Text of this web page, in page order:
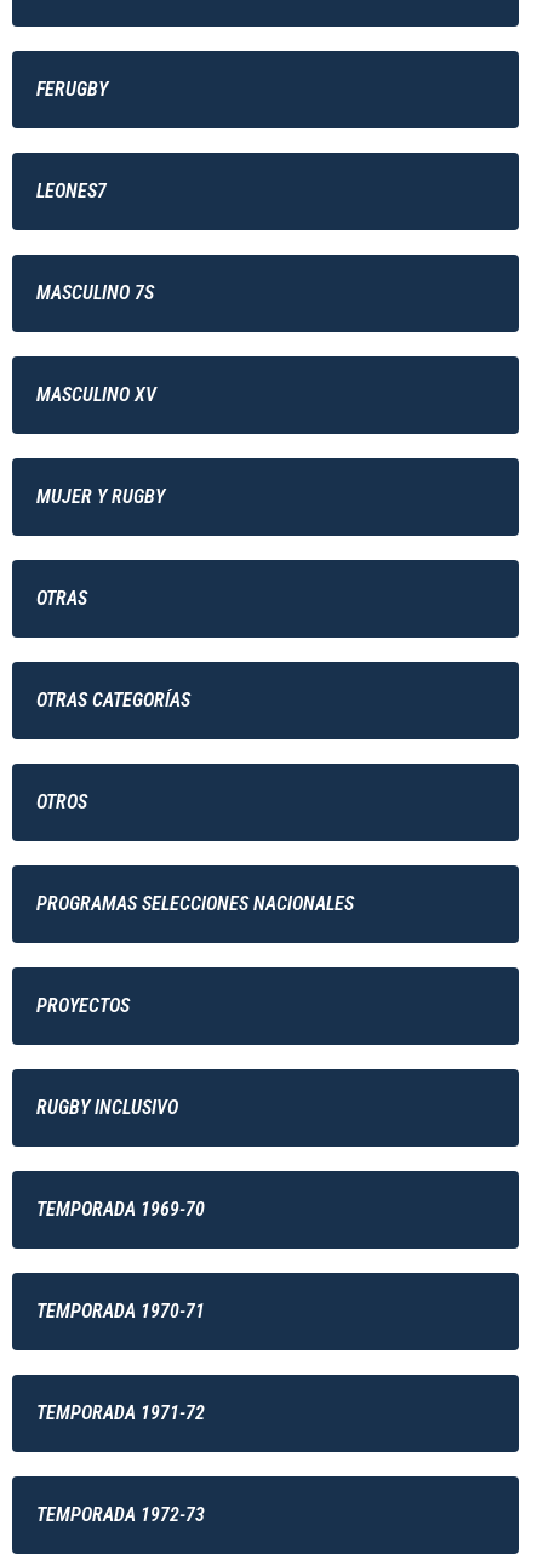
FERUGBY
LEONES7
MASCULINO 7S
MASCULINO XV
MUJER Y RUGBY
OTRAS
OTRAS CATEGORÍAS
OTROS
PROGRAMAS SELECCIONES NACIONALES
PROYECTOS
RUGBY INCLUSIVO
TEMPORADA 1969-70
TEMPORADA 1970-71
TEMPORADA 1971-72
TEMPORADA 1972-73